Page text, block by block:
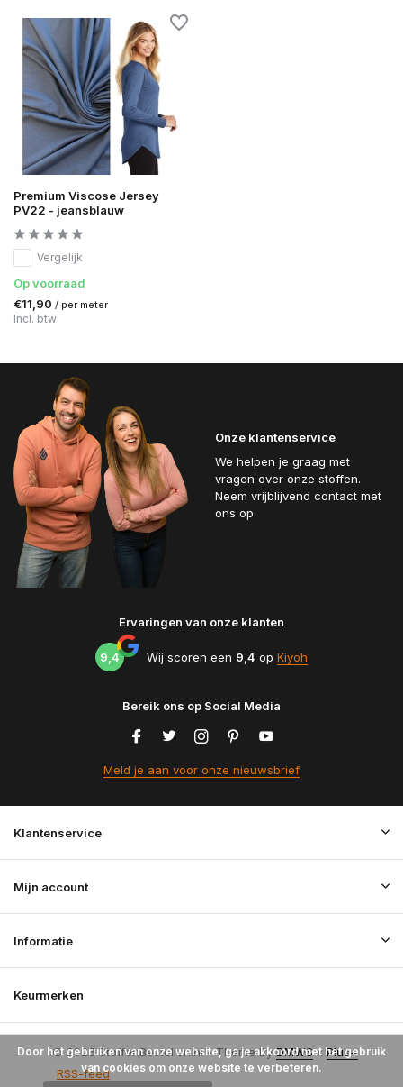
Premium Viscose Jersey
PV22 - jeansblauw
Vergelijk
Op voorraad
€11,90 / per meter
Incl. btw
Onze klantenservice
We helpen je graag met
vragen over onze stoffen.
Neem vrijblijvend contact met
ons op.
Ervaringen van onze klanten
9,4 Wij scoren een 9,4 op Kiyoh
Bereik ons op Social Media
Meld je aan voor onze nieuwsbrief
Klantenservice
Mijn account
Informatie
Keurmerken
© 2026 StoffenBestellen.nl - Theme ByDMWSxPlus+
RSS-feed
Door het gebruiken van onze website, ga je akkoord met het gebruik
van cookies om onze website te verbeteren.